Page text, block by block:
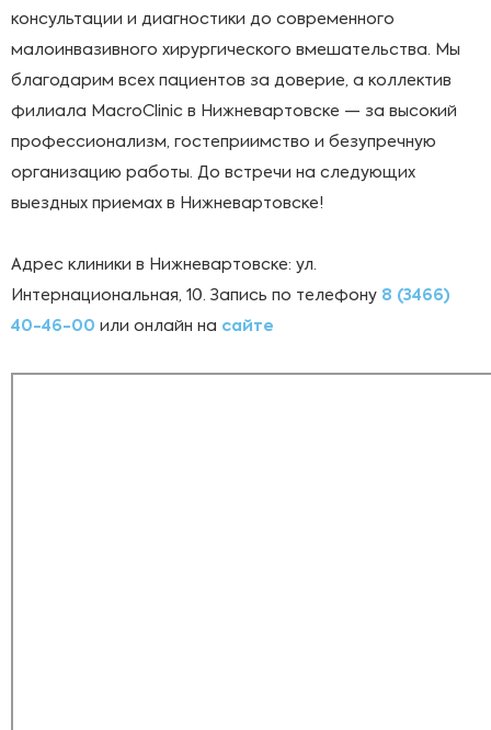
консультации и диагностики до современного
малоинвазивного хирургического вмешательства. Мы
благодарим всех пациентов за доверие, а коллектив
филиала MacroClinic в Нижневартовске — за высокий
профессионализм, гостеприимство и безупречную
организацию работы. До встречи на следующих
выездных приемах в Нижневартовске!
Адрес клиники в Нижневартовске: ул.
Интернациональная, 10. Запись по телефону 8 (3466)
40-46-00 или онлайн на сайте